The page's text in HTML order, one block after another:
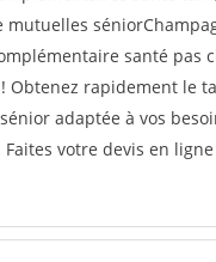
mutuelles
santé pas
Obtenez rapidement le
adaptée à vos
Faites votre devis en